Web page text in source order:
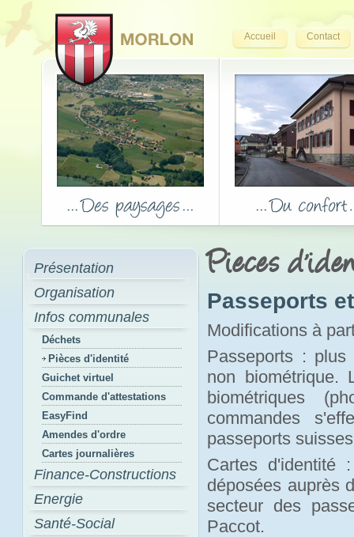
Accueil Contact
Présentation
Organisation
Infos communales
Déchets
Pièces d'identité
Guichet virtuel
Commande d'attestations
EasyFind
Amendes d'ordre
Cartes journalières
Finance-Constructions
Energie
Santé-Social
Pieces
Passeports
Modifications à
Passeports : plus
non biométrique.
biométriques
commandes
passeports
Cartes d'identité
déposées auprès
secteur des
Paccot.